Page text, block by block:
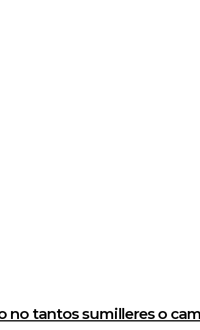
no tantos sumilleres o